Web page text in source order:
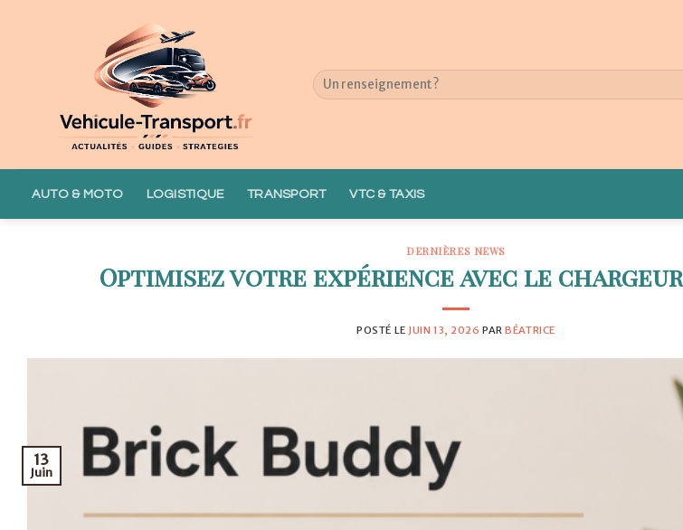
AUTO & MOTO LOGISTIQUE TRANSPORT VTC & TAXIS
DERNIÈRES NEWS
Optimisez votre expérience avec le chargeur
POSTÉ LE JUIN 13, 2026 PARBÉATRICE
13
Juin